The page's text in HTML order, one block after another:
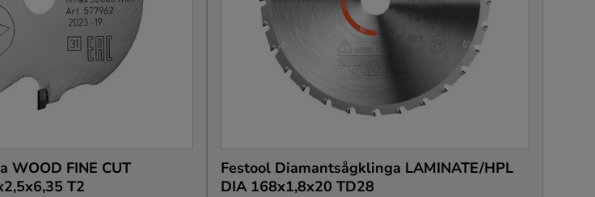
WOOD FINE CUT
T2
Festool Diamantsågklinga LAMINATE/HPL
DIA 168x1,8x20 TD28